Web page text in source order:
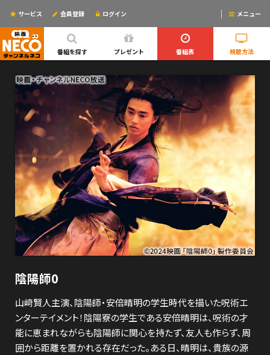
番組を探す プレゼント 番組表 視聴方法
サービス 会員登録 ログイン メニュー
ログインするとリマインドメールが使えるYO!
陰陽師0
山﨑賢人主演、陰陽師・安倍晴明の学生時代を描いた呪術エ
ンターテイメント！陰陽寮の学生である安倍晴明は、呪術の才
能に恵まれながらも陰陽師に関心を持たず、友人も作らず、周
囲から距離を置かれる存在だった。ある日、晴明は、貴族の源